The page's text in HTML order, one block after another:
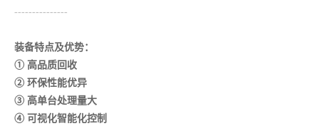
---------------
装备特点及优势：
① 高品质回收
② 环保性能优异
③ 高单台处理量大
④ 可视化智能化控制